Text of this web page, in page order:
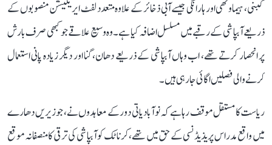
کبنی، ہیماوتھی اور ہارانگی جیسے آبی ذخائر کے علاوہ متعدد لفٹ ایریگیشن منصوبوں کے
ذریعے آبپاشی کے رقبے میں مسلسل اضافہ کیا ہے۔ وہ وسیع علاقے جو کبھی صرف بارش
پر انحصار کرتے تھے، اب وہاں آبپاشی کے ذریعے دھان، گنا اور دیگر زیادہ پانی استعمال
کرنے والی فصلیں اگائی جا رہی ہیں۔
ریاست کا مستقل موقف رہا ہے کہ نوآبادیاتی دور کے معاہدوں نے، جو زیریں دھارے
میں واقع مدراس پریذیڈنسی کے حق میں تھے، کرناٹک کو آبپاشی کی ترقی کا منصفانہ موقع